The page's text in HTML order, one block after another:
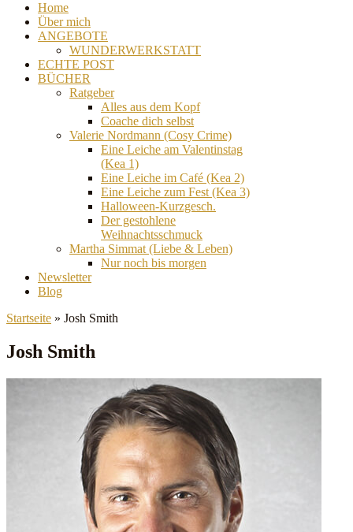
Home
Über mich
ANGEBOTE
WUNDERWERKSTATT
ECHTE POST
BÜCHER
Ratgeber
Alles aus dem Kopf
Coache dich selbst
Valerie Nordmann (Cosy Crime)
Eine Leiche am Valentinstag
(Kea 1)
Eine Leiche im Café (Kea 2)
Eine Leiche zum Fest (Kea 3)
Halloween-Kurzgesch.
Der gestohlene
Weihnachtsschmuck
Martha Simmat (Liebe & Leben)
Nur noch bis morgen
Newsletter
Blog
Startseite » Josh Smith
Josh Smith